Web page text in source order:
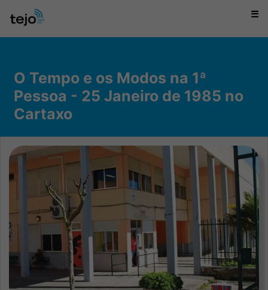
☰
O Tempo e os Modos na 1ª
Pessoa - 25 Janeiro de 1985 no
Cartaxo